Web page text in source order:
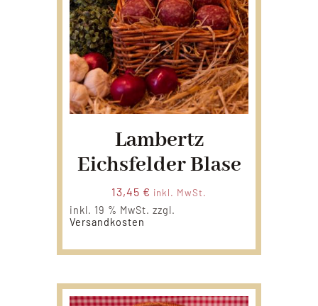
Lambertz
Eichsfelder Blase
13,45 € inkl. MwSt.
inkl. 19 % MwSt. zzgl.
Versandkosten